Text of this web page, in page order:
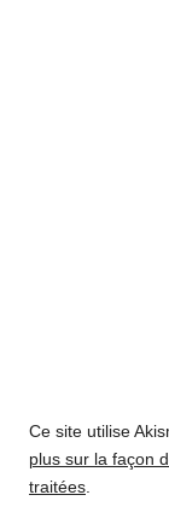
Ce site utilise
plus sur la façon
traitées